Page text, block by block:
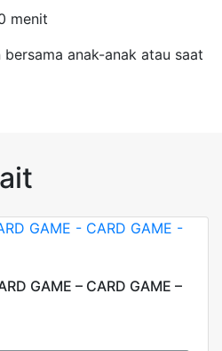
menit
anak-anak atau saat
GAME – CARD GAME –